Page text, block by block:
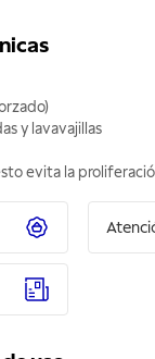
y lavavajillas
evita la